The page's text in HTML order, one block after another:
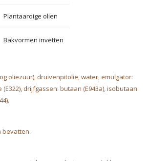
Plantaardige olien
Bakvormen invetten
oliezuur), druivenpitolie, water, emulgator:
drijfgassen: butaan (E943a), isobutaan
bevatten.